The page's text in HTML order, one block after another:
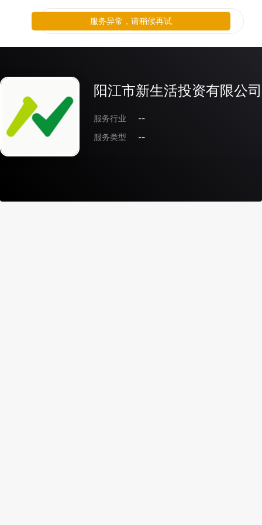
阳江市新生活投资有限公司
服务行业
--
服务类型
--
服务异常，请稍候再试